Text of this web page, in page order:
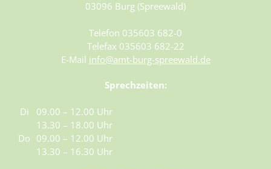
11.09.2026 – 12.09.2026
13.09.2026 – 14.09.2026
14.09.2026 – 15.09.2026
16.09.2026 – 17.09.2026
18.09.2026 – 19.09.2026
19.09.2026 – 20.09.2026
20.09.2026 – 21.09.2026
03096 Burg (Spreewald)
Telefon 035603 682-0
Telefax 035603 682-22
E-Mail info@amt-burg-spreewald.de
Sprechzeiten:
Di
09.00 – 12.00 Uhr
13.30 – 18.00 Uhr
Do 09.00 – 12.00 Uhr
13.30 – 16.30 Uhr